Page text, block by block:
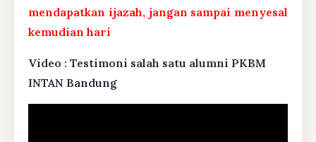
mendapatkan ijazah, jangan sampai menyesal
kemudian hari
Video : Testimoni salah satu alumni PKBM
INTAN Bandung